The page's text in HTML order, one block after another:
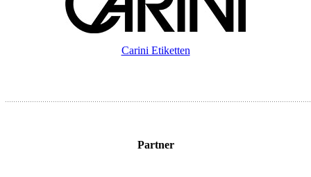
Carini Etiketten
Partner